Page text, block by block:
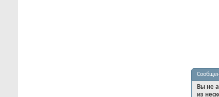
Вы не
из